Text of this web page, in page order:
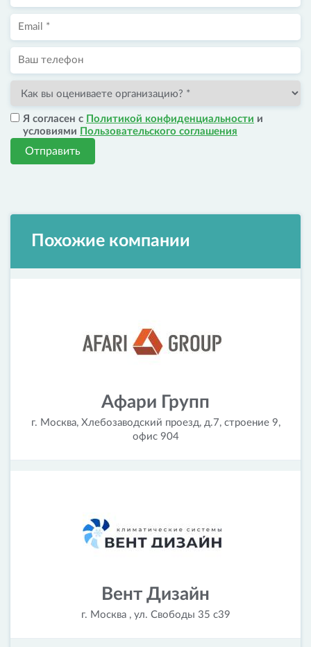
Я согласен с Политикой конфиденциальности и
условиями Пользовательского соглашения
Отправить
Похожие компании
Афари Групп
г. Москва, Хлебозаводский проезд, д.7, строение 9,
офис 904
Вент Дизайн
г. Москва , ул. Свободы 35 с39